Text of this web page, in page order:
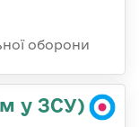
оборони
у ЗСУ)